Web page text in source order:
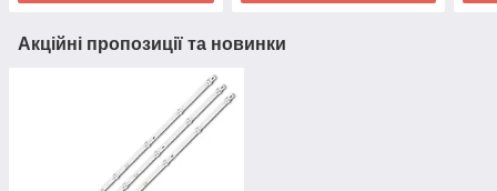
Акційні пропозиції та новинки